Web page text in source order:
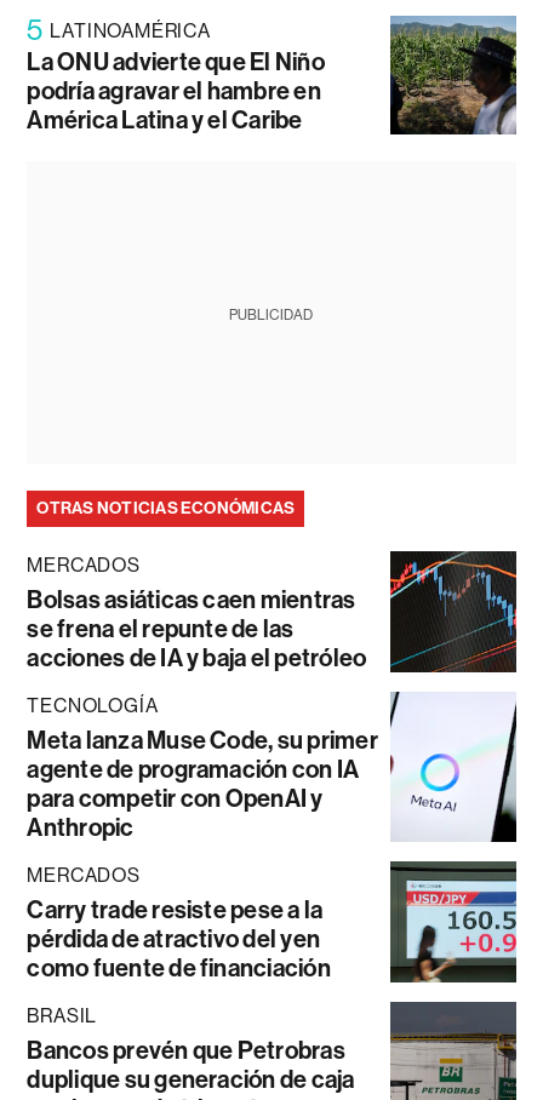
5 LATINOAMÉRICA
La ONU advierte que El Niño
podría agravar el hambre en
América Latina y el Caribe
PUBLICIDAD
OTRAS NOTICIAS ECONÓMICAS
MERCADOS
Bolsas asiáticas caen mientras
se frena el repunte de las
acciones de IA y baja el petróleo
TECNOLOGÍA
Meta lanza Muse Code, su primer
agente de programación con IA
para competir con OpenAI y
Anthropic
MERCADOS
Carry trade resiste pese a la
pérdida de atractivo del yen
como fuente de financiación
BRASIL
Bancos prevén que Petrobras
duplique su generación de caja